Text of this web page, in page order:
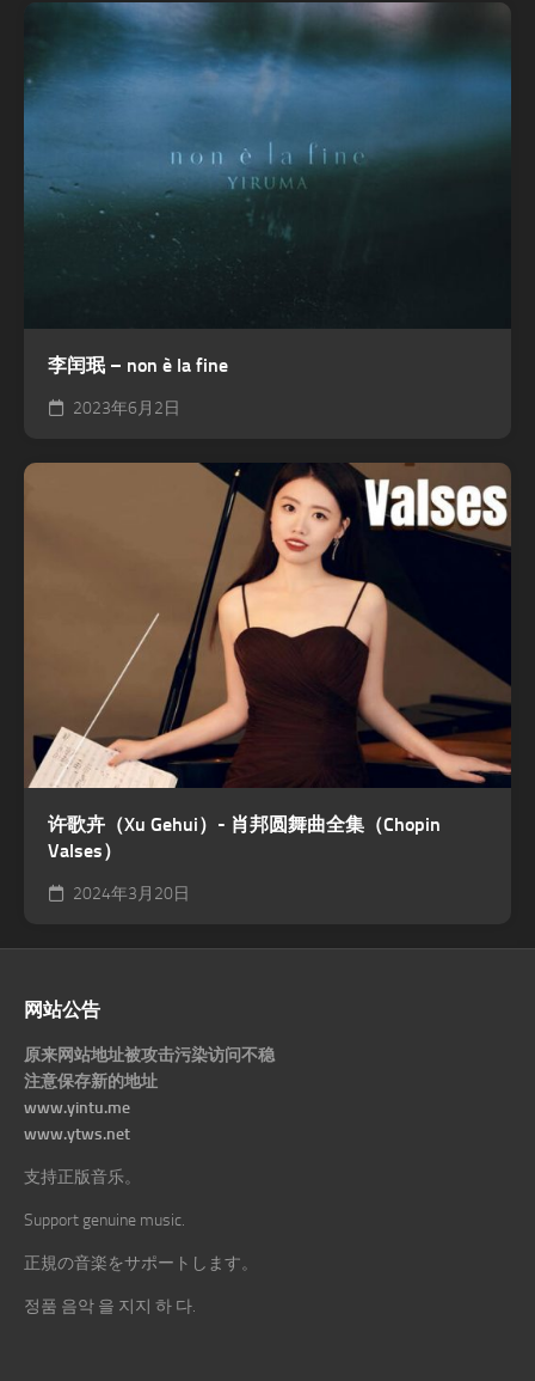
李闰珉 – non è la fine
2023年6月2日
许歌卉（Xu Gehui）- 肖邦圆舞曲全集（Chopin
Valses）
2024年3月20日
网站公告
原来网站地址被攻击污染访问不稳
注意保存新的地址
www.yintu.me
www.ytws.net
支持正版音乐。
Support genuine music.
正規の音楽をサポートします。
정품 음악 을 지지 하 다.